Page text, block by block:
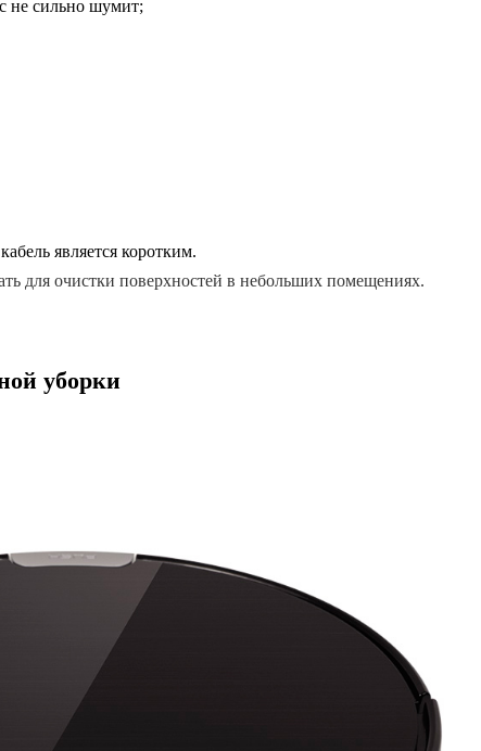
не сильно шумит;
является коротким.
для очистки поверхностей в небольших помещениях.
уборки